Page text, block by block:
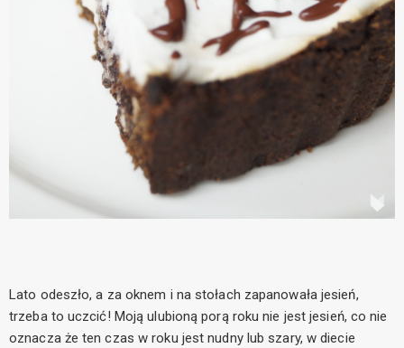
Lato odeszło, a za oknem i na stołach zapanowała jesień,
trzeba to uczcić! Moją ulubioną porą roku nie jest jesień, co nie
oznacza że ten czas w roku jest nudny lub szary, w diecie